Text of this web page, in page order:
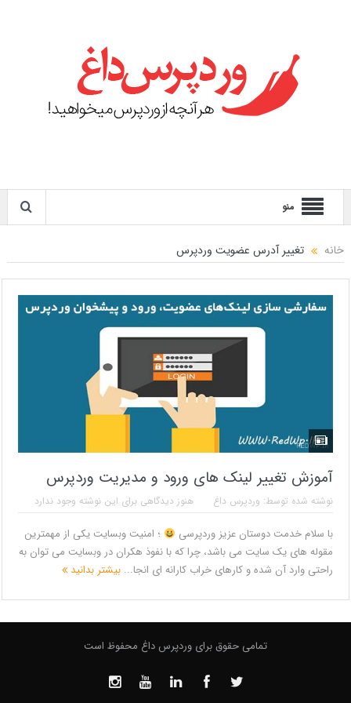
منو
خانه تغییر آدرس عضویت وردپرس
آموزش تغییر لینک های ورود و مدیریت وردپرس
نوشته شده توسط: وردپرس داغ هنوز دیدگاهی برای این نوشته وجود ندارد
با سلام خدمت دوستان عزیز وردپرسی
؛ امنیت وبسایت یکی از مهمترین
مقوله های یک سایت می باشد، چرا که با نفوذ هکران در وبسایت می توان به
راحتی وارد آن شده و کارهای خراب کارانه ای انجا... بیشتر بدانید
تمامی حقوق برای وردپرس داغ محفوظ است